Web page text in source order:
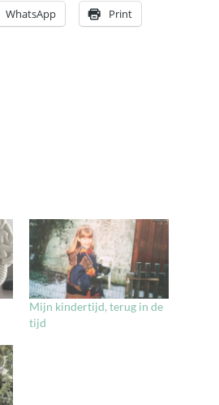
WhatsApp Print
Mijn kindertijd, terug in de
tijd